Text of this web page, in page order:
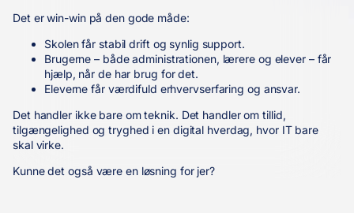
Det er win-win på den gode måde:
Skolen får stabil drift og synlig support.
Brugerne – både administrationen, lærere og elever – får
hjælp, når de har brug for det.
Eleverne får værdifuld erhvervserfaring og ansvar.
Det handler ikke bare om teknik. Det handler om tillid,
tilgængelighed og tryghed i en digital hverdag, hvor IT bare
skal virke.
Kunne det også være en løsning for jer?